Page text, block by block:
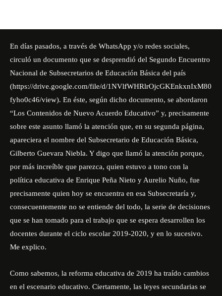
En días pasados, a través de WhatsApp y/o redes sociales,
circuló un documento que se desprendió del Segundo Encuentro
Nacional de Subsecretarios de Educación Básica del país
(https://drive.google.com/file/d/1NVlfWHRlrOjcGKEnkxnIxM80
fyho0c46/view). En éste, según dicho documento, se abordaron
“Los Contenidos de Nuevo Acuerdo Educativo” y, precisamente
sobre este asunto llamó la atención que, en su segunda página,
apareciera el nombre del Subsecretario de Educación Básica,
Gilberto Guevara Niebla. Y digo que llamó la atención porque,
por más increíble que parezca, quien estuvo a tono con la
política educativa de Enrique Peña Nieto y Aurelio Nuño, fue
precisamente quien hoy se encuentra en esa Subsecretaría y,
consecuentemente no se entiende del todo, la serie de decisiones
que se han tomado para el trabajo que se espera desarrollen los
docentes durante el ciclo escolar 2019-2020, y en lo sucesivo.
Me explico.
Como sabemos, la reforma educativa de 2019 ha traído cambios
en el escenario educativo. Ciertamente, las leyes secundarias se